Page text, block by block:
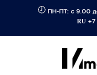
ПН-ПТ: с 9.00
RU +7